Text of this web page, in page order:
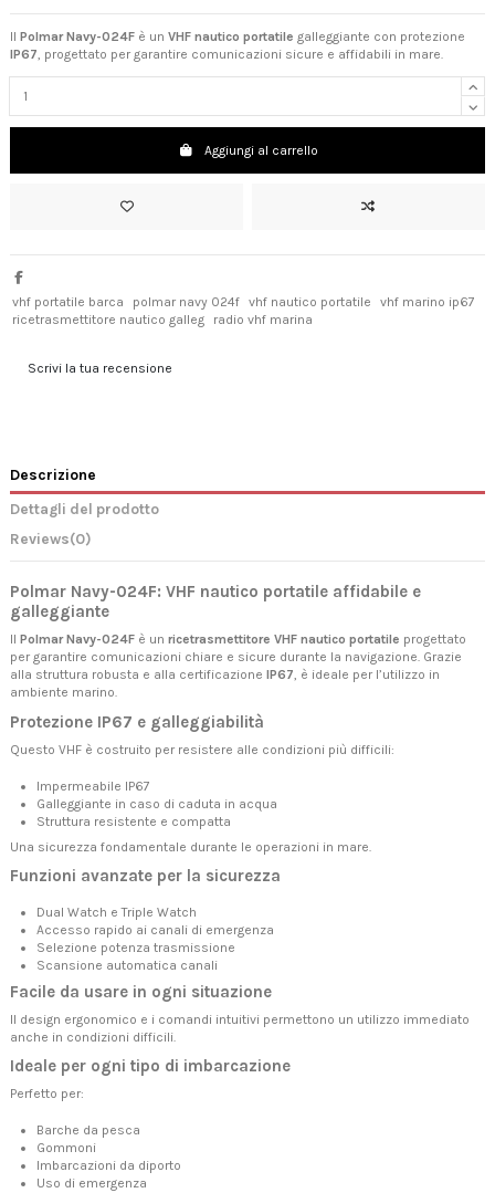
Il Polmar Navy-024F è un VHF nautico portatile galleggiante con protezione
IP67, progettato per garantire comunicazioni sicure e affidabili in mare.
Aggiungi al carrello
vhf portatile barca polmar navy 024f vhf nautico portatile
vhf marino ip67
ricetrasmettitore nautico galleg
radio vhf marina
Scrivi la tua recensione
Descrizione
Dettagli del prodotto
Reviews(0)
Polmar Navy-024F: VHF nautico portatile affidabile e
galleggiante
Il Polmar Navy-024F è un ricetrasmettitore VHF nautico portatile progettato
per garantire comunicazioni chiare e sicure durante la navigazione. Grazie
alla struttura robusta e alla certificazione IP67, è ideale per l’utilizzo in
ambiente marino.
Protezione IP67 e galleggiabilità
Questo VHF è costruito per resistere alle condizioni più difficili:
Impermeabile IP67
Galleggiante in caso di caduta in acqua
Struttura resistente e compatta
Una sicurezza fondamentale durante le operazioni in mare.
Funzioni avanzate per la sicurezza
Dual Watch e Triple Watch
Accesso rapido ai canali di emergenza
Selezione potenza trasmissione
Scansione automatica canali
Facile da usare in ogni situazione
Il design ergonomico e i comandi intuitivi permettono un utilizzo immediato
anche in condizioni difficili.
Ideale per ogni tipo di imbarcazione
Perfetto per:
Barche da pesca
Gommoni
Imbarcazioni da diporto
Uso di emergenza